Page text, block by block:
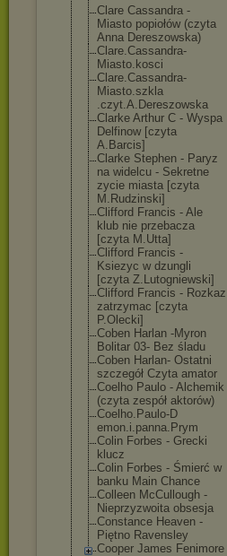
Clare Cassandra -
Miasto popiołów (czyta
Anna Dereszowska)
Clare.Cassandra-
Miasto.kosci
Clare.Cassandra-
Miasto.szkla
.czyt.A.Dereszowska
Clarke Arthur C - Wyspa
Delfinow [czyta
A.Barcis]
Clarke Stephen - Paryz
na widelcu - Sekretne
zycie miasta [czyta
M.Rudzinski]
Clifford Francis - Ale
klub nie przebacza
[czyta M.Utta]
Clifford Francis -
Ksiezyc w dzungli
[czyta Z.Lutogniewski]
Clifford Francis - Rozkaz
zatrzymac [czyta
P.Olecki]
Coben Harlan -Myron
Bolitar 03- Bez śladu
Coben Harlan- Ostatni
szczegół Czyta amator
Coelho Paulo - Alchemik
(czyta zespół aktorów)
Coelho.Paulo-D
emon.i.panna.Prym
Colin Forbes - Grecki
klucz
Colin Forbes - Śmierć w
banku Main Chance
Colleen McCullough -
Nieprzyzwoita obsesja
Constance Heaven -
Piętno Ravensley
Cooper James Fenimore